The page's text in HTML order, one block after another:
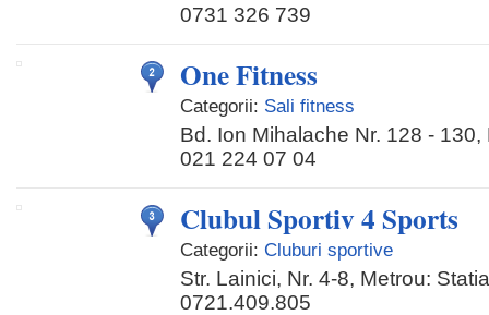
0731 326 739
One Fitness
Categorii: Sali fitness
Bd. Ion Mihalache Nr. 128 - 130,
021 224 07 04
Clubul Sportiv 4 Sports
Categorii: Cluburi sportive
Str. Lainici, Nr. 4-8, Metrou:
0721.409.805